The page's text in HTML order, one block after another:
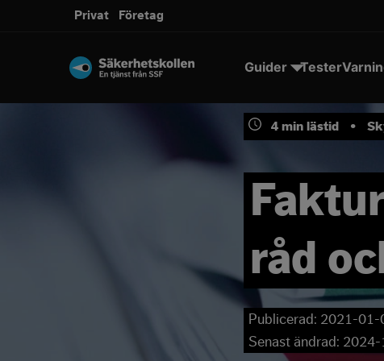
Privat
Företag
Guider Tester
4 min lästid •
råd
Publicerad: 2021-01-
Senast ändrad: 2024-